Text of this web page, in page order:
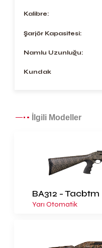
Kalibre:
Şarjör Kapasitesi:
Namlu Uzunluğu:
Kundak
İlgili Modeller
BA312 - Tacbtm
Yarı Otomatik